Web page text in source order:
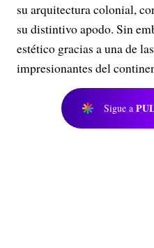
su arquitectura colonial,
su distintivo apodo. Sin
estético gracias a una de
impresionantes del
Sigue a